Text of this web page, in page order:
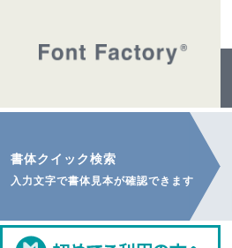
書体クイック検索
入力文字で書体見本が確認できます